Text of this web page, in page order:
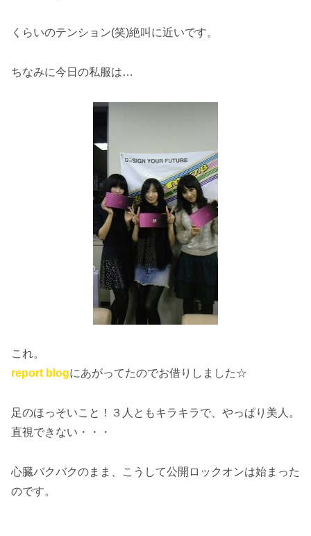
くらいのテンション(笑)絶叫に近いです。
ちなみに今日の私服は…
これ。
report blogにあがってたのでお借りしました☆
足のほっそいこと！３人ともキラキラで、やっぱり美人。
直視できない・・・
心臓バクバクのまま、こうして公開ロックオンは始まった
のです。